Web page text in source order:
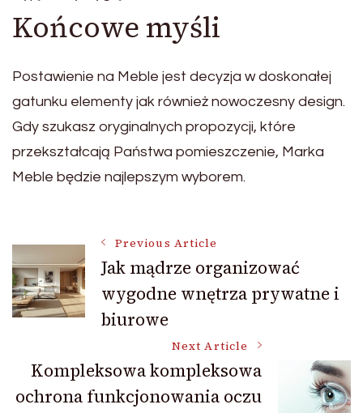
Końcowe myśli
Postawienie na Meble jest decyzja w doskonałej
gatunku elementy jak również nowoczesny design.
Gdy szukasz oryginalnych propozycji, które
przekształcają Państwa pomieszczenie, Marka
Meble będzie najlepszym wyborem.
Post
Navigation
Previous Article
Jak mądrze organizować
wygodne wnętrza prywatne i
biurowe
Next Article
Kompleksowa kompleksowa
ochrona funkcjonowania oczu